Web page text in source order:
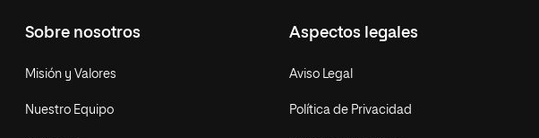
Sobre nosotros
Misión y Valores
Nuestro Equipo
Aspectos legales
Aviso Legal
Política de Privacidad